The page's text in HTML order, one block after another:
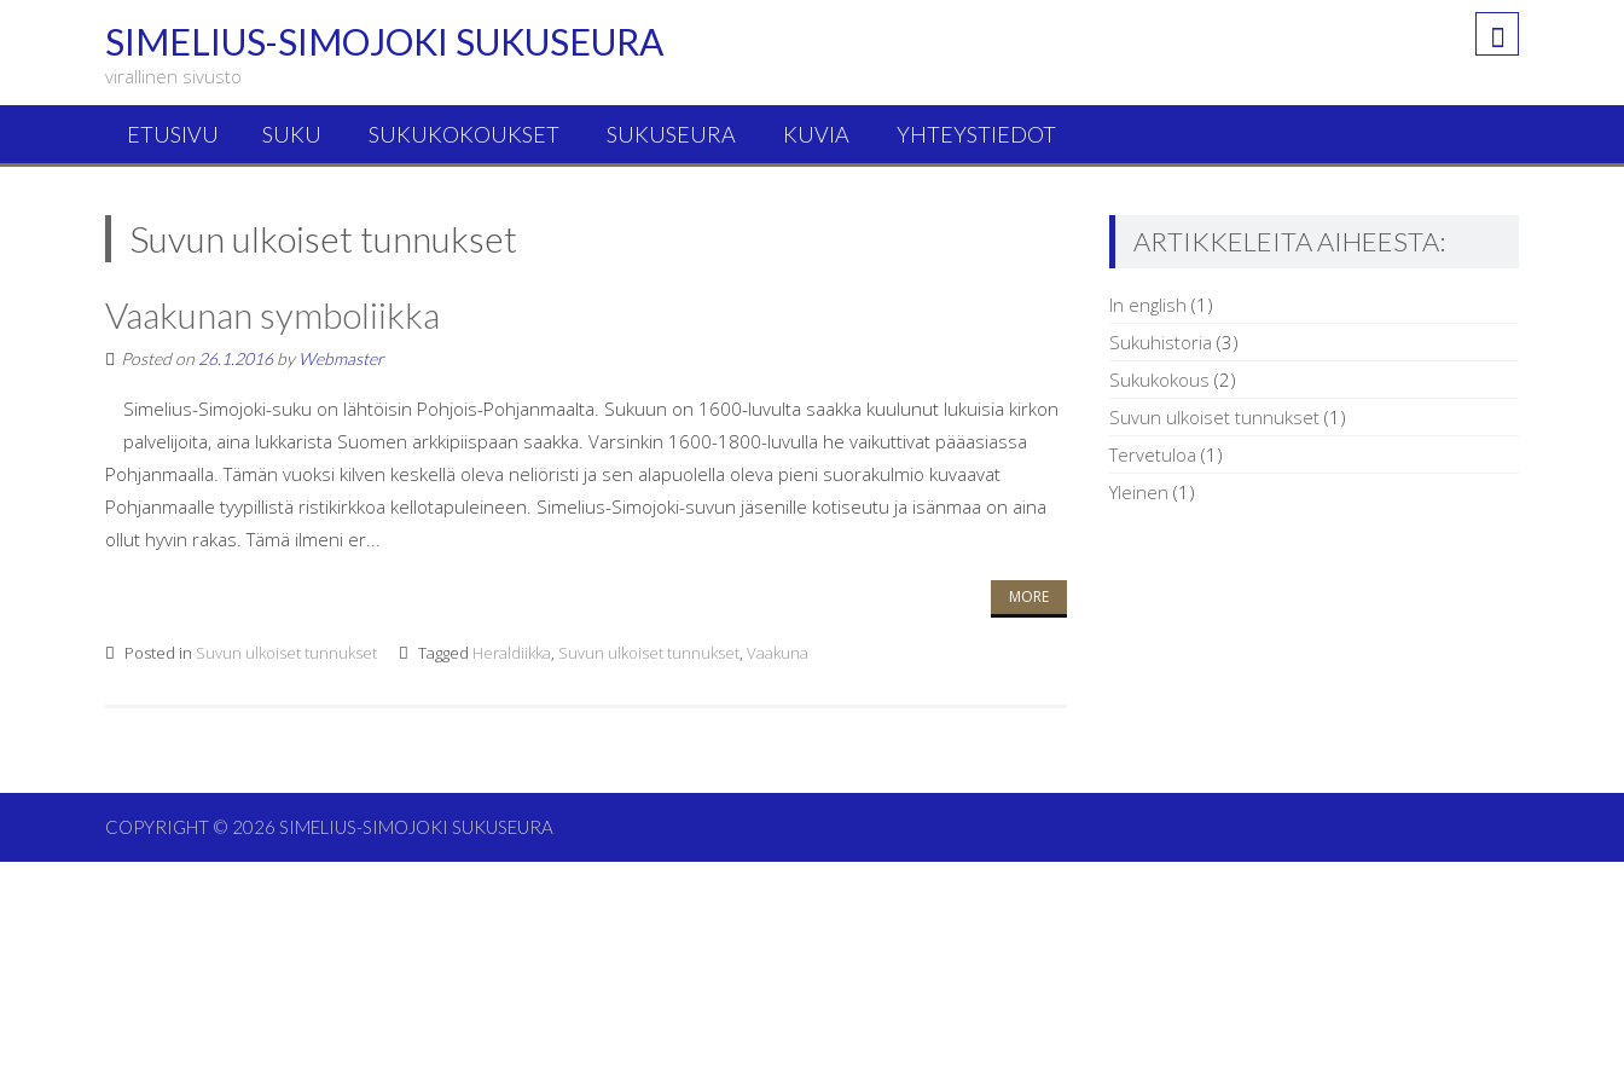
SIMELIUS-SIMOJOKI SUKUSEURA
virallinen sivusto
ETUSIVU SUKU SUKUKOKOUKSET SUKUSEURA KUVIA YHTEYSTIEDOT
Suvun ulkoiset tunnukset
Vaakunan symboliikka
Posted on 26.1.2016by Webmaster
Simelius-Simojoki-suku on lähtöisin Pohjois-Pohjanmaalta. Sukuun on 1600-luvulta saakka kuulunut lukuisia kirkon
palvelijoita, aina lukkarista Suomen arkkipiispaan saakka. Varsinkin 1600-1800-luvulla he vaikuttivat pääasiassa
Pohjanmaalla. Tämän vuoksi kilven keskellä oleva neliöristi ja sen alapuolella oleva pieni suorakulmio kuvaavat
Pohjanmaalle tyypillistä ristikirkkoa kellotapuleineen. Simelius-Simojoki-suvun jäsenille kotiseutu ja isänmaa on aina
ollut hyvin rakas. Tämä ilmeni er...
MORE
Posted in Suvun ulkoiset tunnukset Tagged Heraldiikka, Suvun ulkoiset tunnukset, Vaakuna
ARTIKKELEITA AIHEESTA:
In english (1)
Sukuhistoria (3)
Sukukokous (2)
Suvun ulkoiset tunnukset(1)
Tervetuloa (1)
Yleinen (1)
COPYRIGHT © 2026 SIMELIUS-SIMOJOKI SUKUSEURA